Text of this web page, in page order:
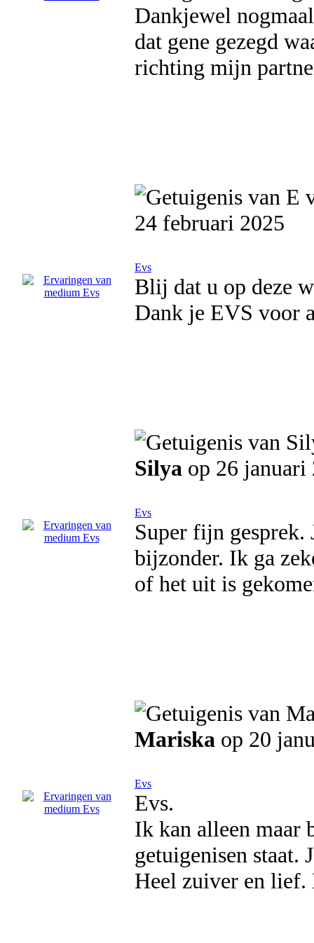
Dankjewel
dat gene gezegd
richting mijn
24 februari 2025
Evs
Blij dat u op deze
Dank je EVS voor
Silya op 26 januari
Evs
Super fijn gesprek.
bijzonder. Ik ga
of het uit is
Mariska op 20
Evs
Evs.
Ik kan alleen maar
getuigenisen staat.
Heel zuiver en lief.